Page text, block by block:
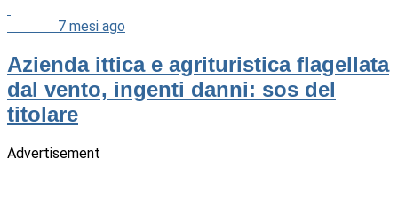
7 mesi ago
Azienda ittica e agrituristica flagellata
dal vento, ingenti danni: sos del
titolare
Advertisement